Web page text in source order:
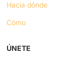
Hacia dónde
Cómo
ÚNETE